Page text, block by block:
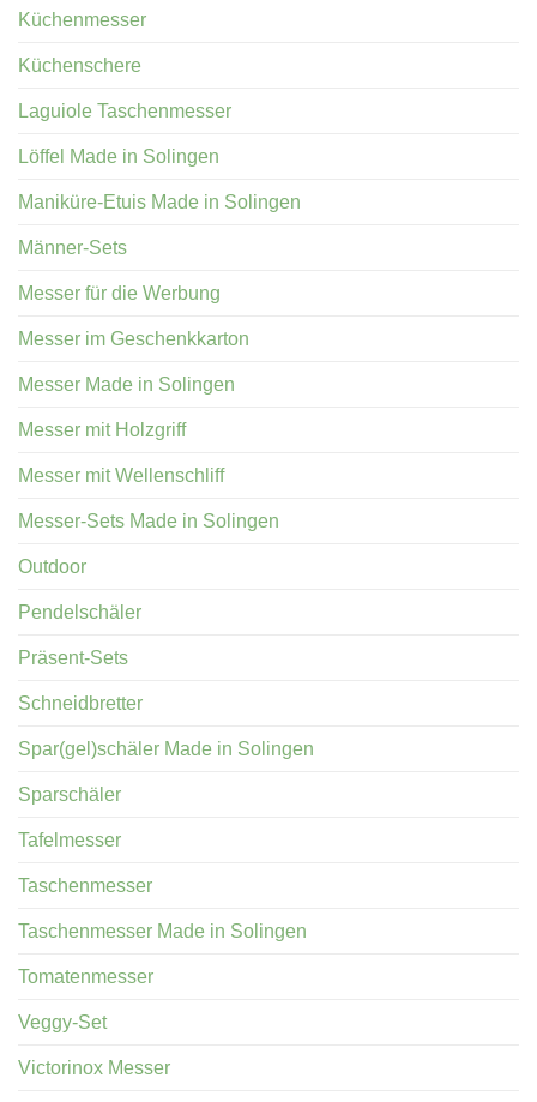
Küchenmesser
Küchenschere
Laguiole Taschenmesser
Löffel Made in Solingen
Maniküre-Etuis Made in Solingen
Männer-Sets
Messer für die Werbung
Messer im Geschenkkarton
Messer Made in Solingen
Messer mit Holzgriff
Messer mit Wellenschliff
Messer-Sets Made in Solingen
Outdoor
Pendelschäler
Präsent-Sets
Schneidbretter
Spar(gel)schäler Made in Solingen
Sparschäler
Tafelmesser
Taschenmesser
Taschenmesser Made in Solingen
Tomatenmesser
Veggy-Set
Victorinox Messer